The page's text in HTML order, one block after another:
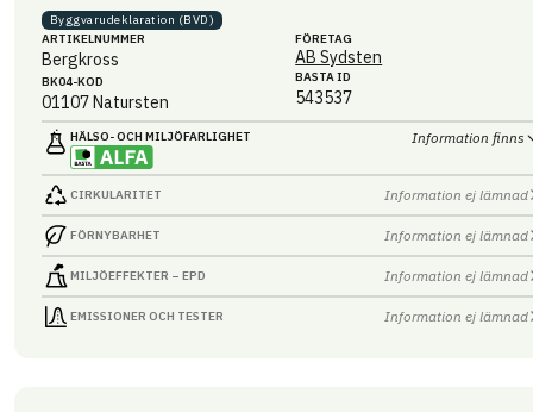
Byggvaru­deklaration (BVD)
ARTIKEL­NUMMER
Bergkross
BK04-KOD
01107Natursten
FÖRETAG
AB Sydsten
BASTA ID
543537
HÄLSO- OCH MILJÖ­FARLIGHET Information finns
CIRKULARITET Information ej lämnad
FÖRNYBARHET Information ej lämnad
MILJÖEFFEKTER – EPD Information ej lämnad
EMISSIONER OCH TESTER Information ej lämnad